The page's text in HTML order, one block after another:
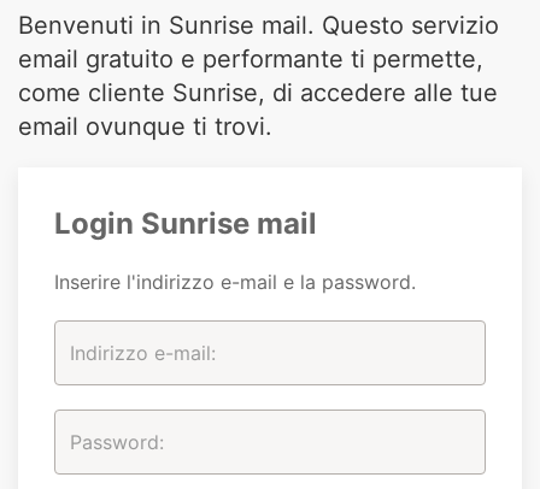
Benvenuti in Sunrise mail. Questo servizio
email gratuito e performante ti permette,
come cliente Sunrise, di accedere alle tue
email ovunque ti trovi.
Login Sunrise mail
Inserire l'indirizzo e-mail e la password.